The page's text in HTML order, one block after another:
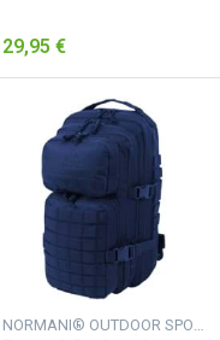
größere mit Netzfach und
für wichtige Uten...
29,95 €